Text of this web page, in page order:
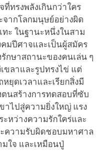
ทรงพลังเกินกว่าใคร
จากโลกมนุษย์อย่างผิด
ทะ ในฐานะหนึ่งในสาม
มปีศาจและเป็นผู้สมัคร
กษาสถานะของคนเล่น ๆ
ขลาและรูปทรงไข่ แต่
ยุดเวลาและเรียกสิ่งมี
นสร้างการทดสอบที่ซับ
ไปสู่ความยิ่งใหญ่ แรง
หว่างความรักใคร่และ
ความรับผิดชอบมหาศาล
มใจ และเหมือนปู่